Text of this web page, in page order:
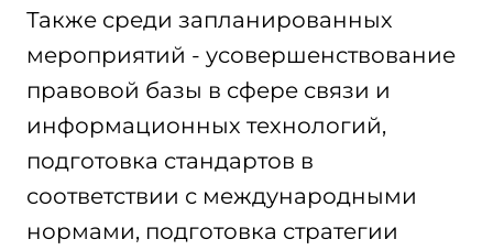
Также среди запланированных
мероприятий - усовершенствование
правовой базы в сфере связи и
информационных технологий,
подготовка стандартов в
соответствии с международными
нормами, подготовка стратегии